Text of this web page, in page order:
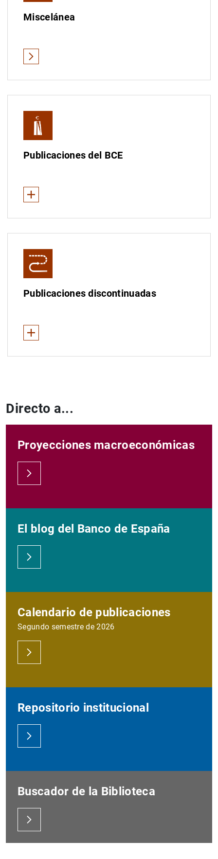
Miscelánea
Publicaciones del BCE
Ver Menos
Informe Anual del
Informe Anual sobre las actividades de supervisión del
Otras publicaciones
Publicaciones discontinuadas
Ver Menos
Directo a...
Proyecciones macroeconómicas
El blog del Banco de España
Calendario de publicaciones
Segundo semestre de 2026
Repositorio institucional
Buscador de la Biblioteca